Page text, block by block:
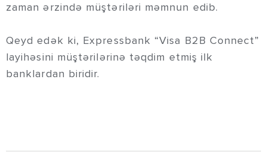
zaman ərzində müştəriləri məmnun edib.
Qeyd edək ki, Expressbank “Visa B2B Connect”
layihəsini müştərilərinə təqdim etmiş ilk
banklardan biridir.